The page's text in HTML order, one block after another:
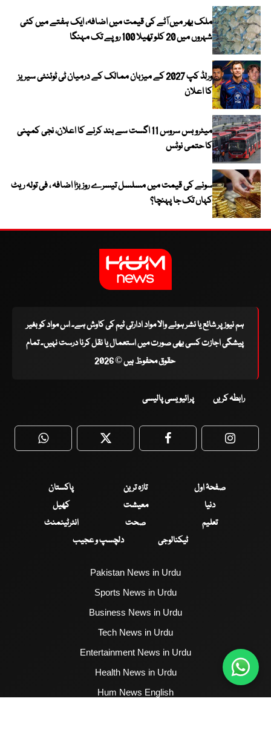
ملک بھر میں آٹے کی قیمت میں اضافہ، ایک ہفتے میں کئی
شہروں میں 20 کلو تھیلا 100 روپے تک مہنگا
ورلڈ کپ 2027 کے میزبان ممالک کے درمیان ٹی ٹوئنٹی سیریز
کا اعلان
میٹرو بس سروس 11 اگست سے بند کرنے کا اعلان، نجی کمپنی
کا حتمی نوٹس
سونے کی قیمت میں مسلسل تیسرے روز بڑا اضافہ ، فی تولہ ریٹ
کہاں تک جا پہنچا؟
ہم نیوز پر شائع یا نشر ہونے والا مواد ادارتی ٹیم کی کاوش ہے۔ اس مواد کو بغیر
پیشگی اجازت کسی بھی صورت میں استعمال یا نقل کرنا درست نہیں۔ تمام
حقوق محفوظ ہیں © 2026
رابطہ کریں پرائیویسی پالیسی
WhatsApp Twitter Facebook
صفحۂ اول تازہ ترین
پاکستان
دنیا
معیشت
کھیل
تعلیم
صحت
انٹرٹینمنٹ
ٹیکنالوجی
دلچسپ و عجیب
Pakistan News in Urdu
Sports News in Urdu
Business News in Urdu
Tech News in Urdu
Entertainment News in Urdu
Health News in Urdu
Hum News English